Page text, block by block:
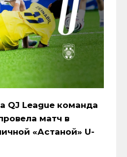
QJ League команда
матч в
«Астаной» U-